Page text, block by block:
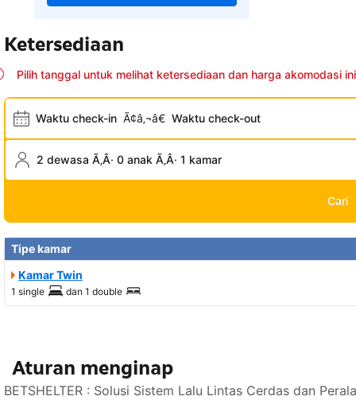
Ketersediaan
Pilih tanggal untuk melihat ketersediaan dan harga akomodasi ini
Waktu check-in Ã¢â‚¬â€ Waktu check-out
2 dewasa Ã‚Â· 0 anak Ã‚Â· 1 kamar
Cari
Tipe kamar
Kamar Twin
1 single dan 1 double
Aturan menginap
BETSHELTER : Solusi Sistem Lalu Lintas Cerdas dan